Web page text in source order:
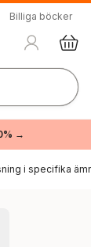
Billiga böcker
→
i specifika